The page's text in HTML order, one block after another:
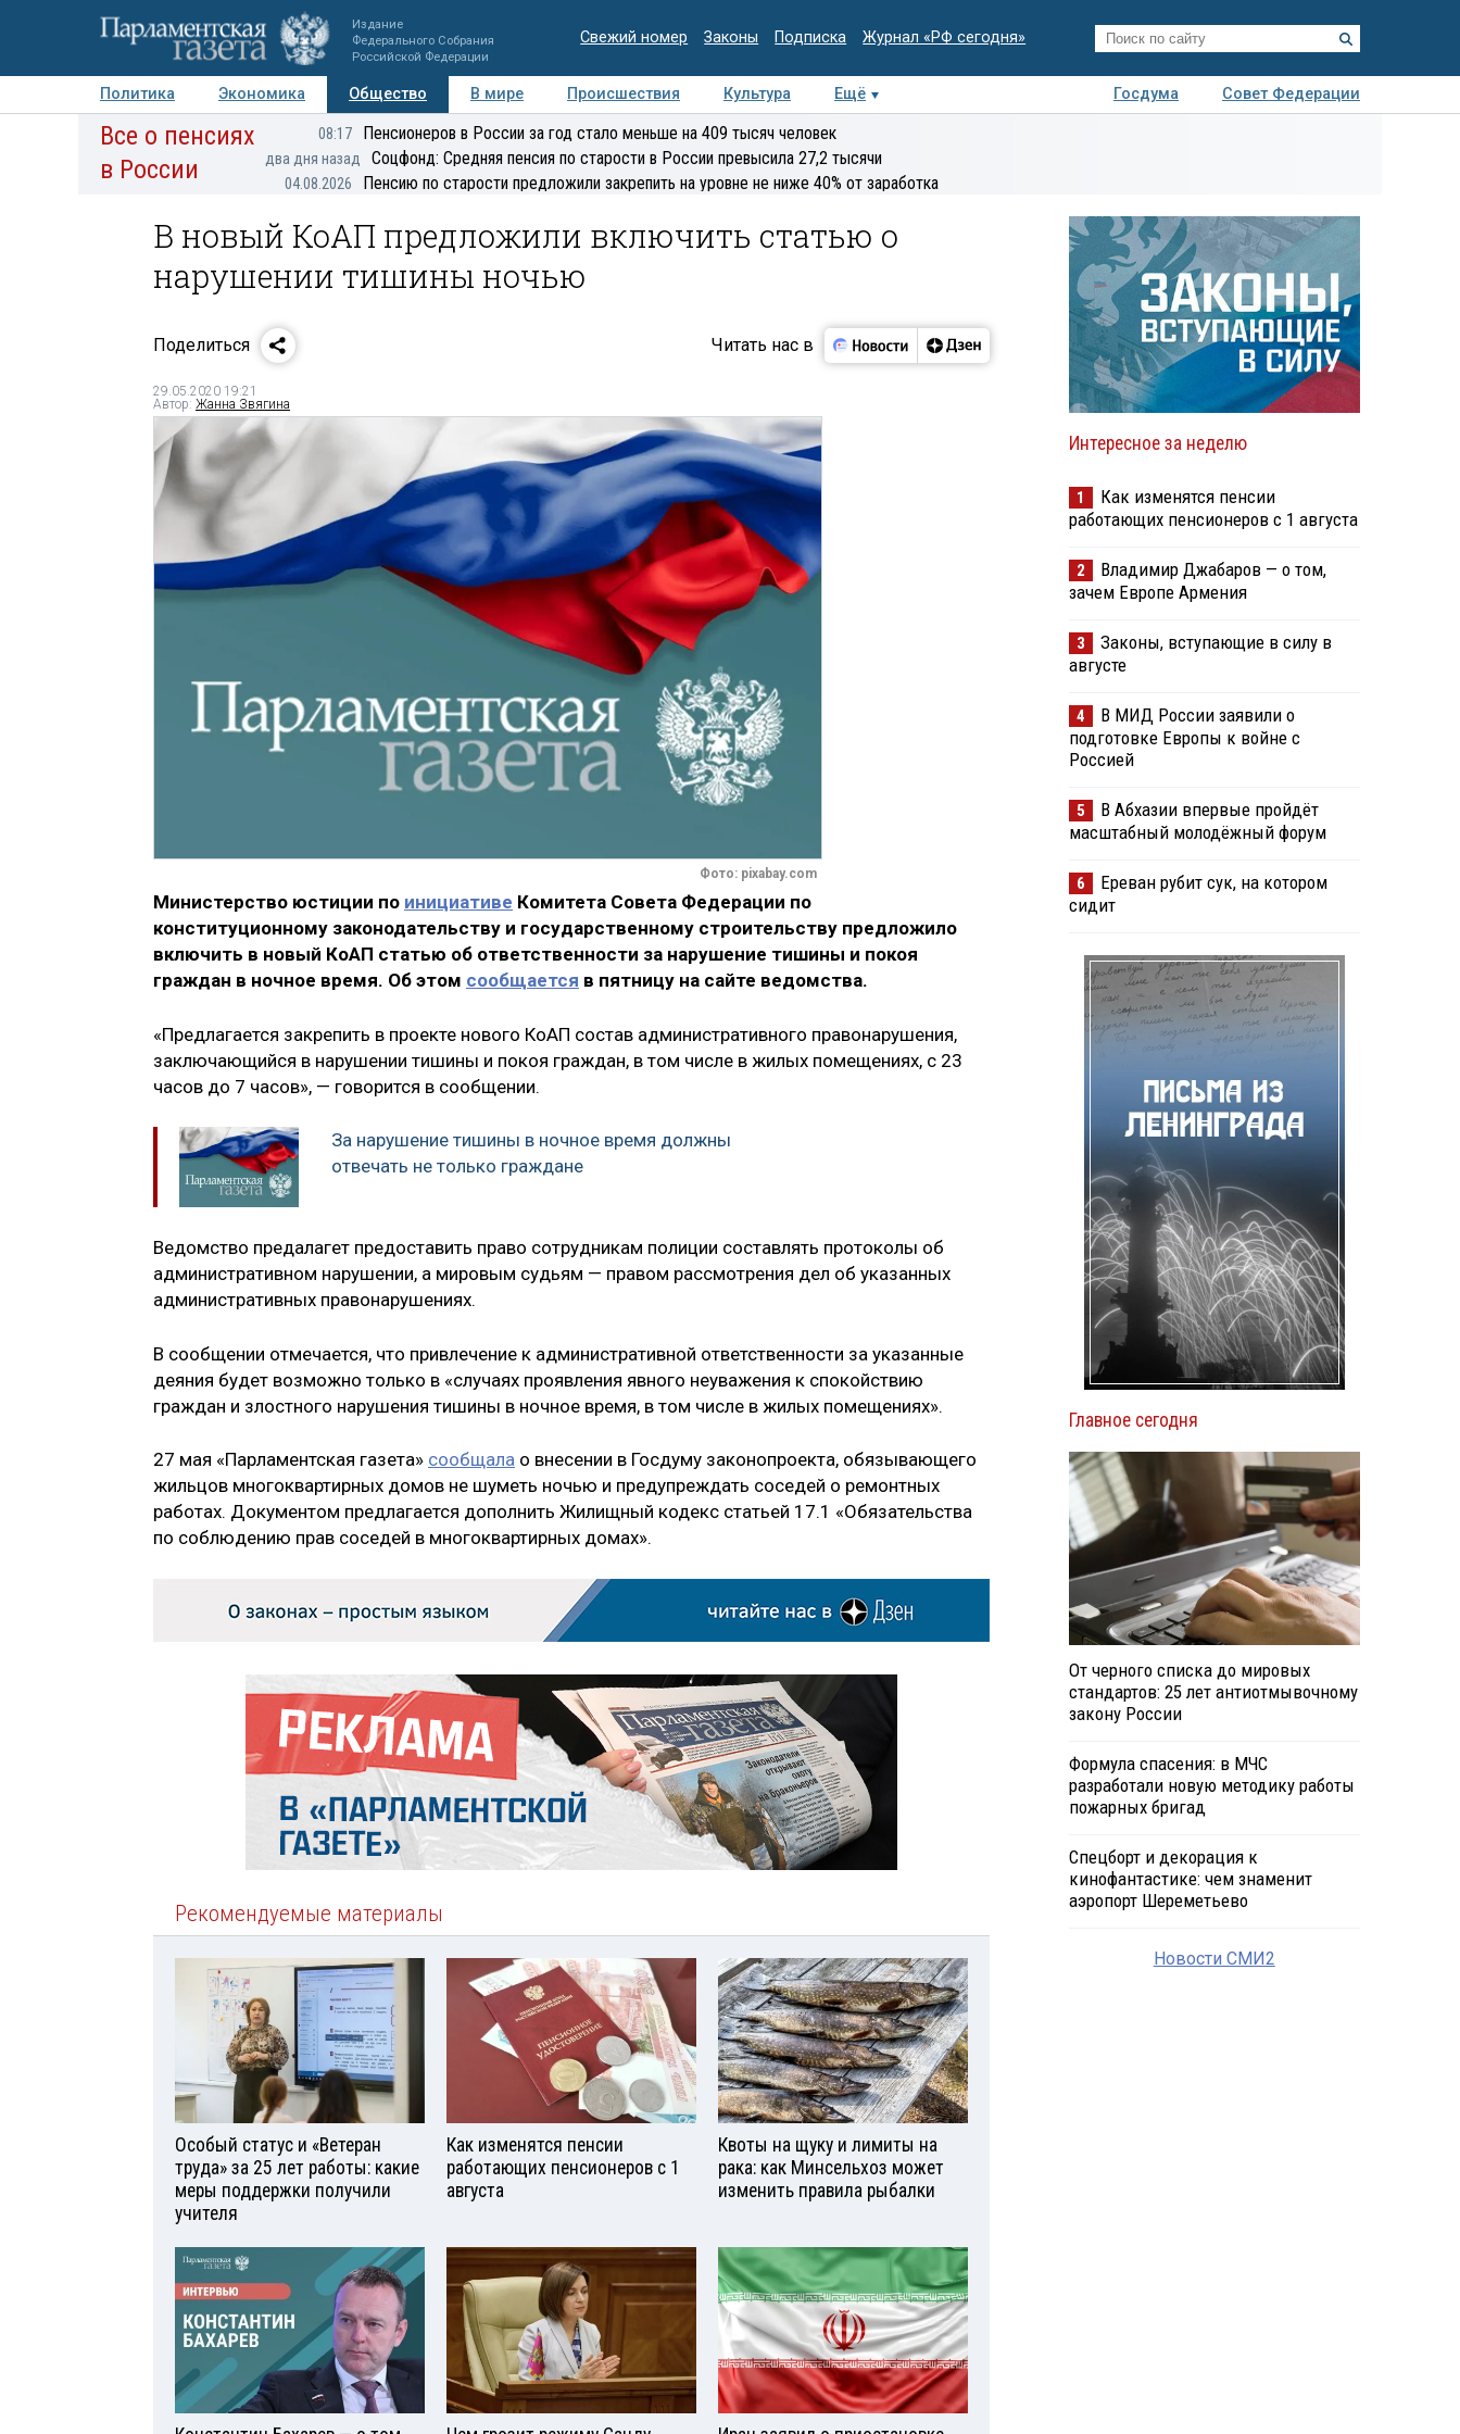
Издание
Федерального Собрания
Российской Федерации
Свежий номер Законы Подписка Журнал «РФ сегодня»
Политика Экономика Общество В мире Происшествия Культура Ещё Госдума
Совет Федерации
Авторы Персоны Мнения Регионы Медиацентр Интервью Колумнисты
Все о пенсиях
в России
08:17 Пенсионеров в России за год стало меньше на 409 тысяч человек
два дня назад Соцфонд: Средняя пенсия по старости в России превысила 27,2 тысячи
04.08.2026 Пенсию по старости предложили закрепить на уровне не ниже 40% от заработка
В новый КоАП предложили включить статью о
нарушении тишины ночью
Поделиться Читать нас в
29.05.2020 19:21
Автор: Жанна Звягина
Фото: pixabay.com
Министерство юстиции по инициативе Комитета Совета Федерации по
конституционному законодательству и государственному строительству предложило
включить в новый КоАП статью об ответственности за нарушение тишины и покоя
граждан в ночное время. Об этом сообщается в пятницу на сайте ведомства.
«Предлагается закрепить в проекте нового КоАП состав административного правонарушения,
заключающийся в нарушении тишины и покоя граждан, в том числе в жилых помещениях, с 23
часов до 7 часов», — говорится в сообщении.
За нарушение тишины в ночное время должны
отвечать не только граждане
Ведомство предалагет предоставить право сотрудникам полиции составлять протоколы об
административном нарушении, а мировым судьям — правом рассмотрения дел об указанных
административных правонарушениях.
В сообщении отмечается, что привлечение к административной ответственности за указанные
деяния будет возможно только в «случаях проявления явного неуважения к спокойствию
граждан и злостного нарушения тишины в ночное время, в том числе в жилых помещениях».
27 мая «Парламентская газета» сообщала о внесении в Госдуму законопроекта, обязывающего
жильцов многоквартирных домов не шуметь ночью и предупреждать соседей о ремонтных
работах. Документом предлагается дополнить Жилищный кодекс статьей 17.1 «Обязательства
по соблюдению прав соседей в многоквартирных домах».
Рекомендуемые материалы
Особый статус и «Ветеран
труда» за 25 лет работы: какие
меры поддержки получили
учителя
Как изменятся пенсии
работающих пенсионеров с 1
августа
Квоты на щуку и лимиты на
рака: как Минсельхоз может
изменить правила рыбалки
Интересное за неделю
1
Как изменятся пенсии
работающих пенсионеров с 1 августа
2
Владимир Джабаров — о том,
зачем Европе Армения
3
Законы, вступающие в силу в
августе
4
В МИД России заявили о
подготовке Европы к войне с
Россией
5
В Абхазии впервые пройдёт
масштабный молодёжный форум
6
Ереван рубит сук, на котором
сидит
Главное сегодня
От черного списка до мировых
стандартов: 25 лет антиотмывочному
закону России
Формула спасения: в МЧС
разработали новую методику работы
пожарных бригад
Спецборт и декорация к
кинофантастике: чем знаменит
аэропорт Шереметьево
Новости СМИ2